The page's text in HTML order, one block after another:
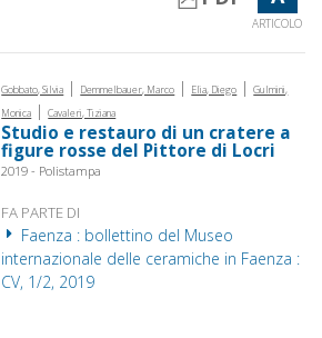
ARTICOLO
Gobbato, Silvia | Demmelbauer, Marco | Elia, Diego | Gulmini,
Monica | Cavaleri, Tiziana
Studio e restauro di un cratere a
figure rosse del Pittore di Locri
2019 - Polistampa
FA PARTE DI
Faenza : bollettino del Museo
internazionale delle ceramiche in Faenza :
CV, 1/2, 2019